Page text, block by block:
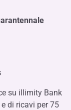
su illimity Bank
di ricavi per 75